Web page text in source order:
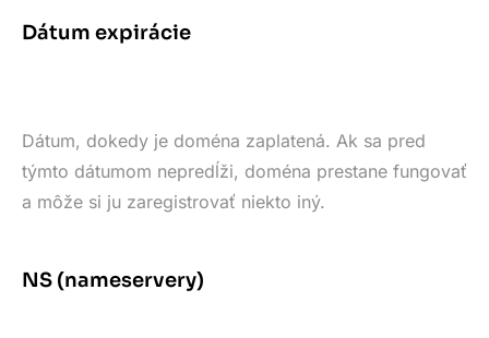
Dátum expirácie
Dátum, dokedy je doména zaplatená. Ak sa pred
týmto dátumom nepredĺži, doména prestane fungovať
a môže si ju zaregistrovať niekto iný.
NS (nameservery)